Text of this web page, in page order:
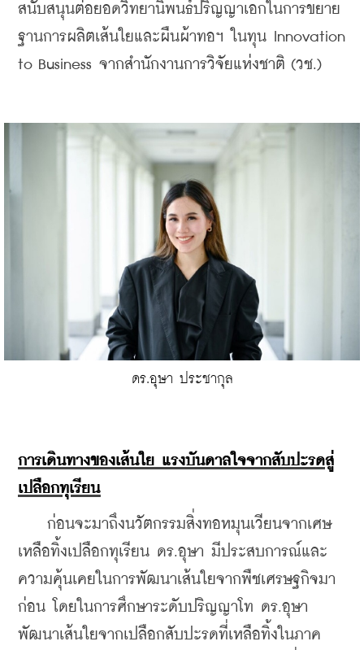
สนับสนุนต่อยอดวิทยานิพนธ์ปริญญาเอกในการขยาย
ฐานการผลิตเส้นใยและผืนผ้าทอฯ ในทุน Innovation
to Business จากสำนักงานการวิจัยแห่งชาติ (วช.)
ดร.อุษา ประชากุล
การเดินทางของเส้นใย แรงบันดาลใจจากสับปะรดสู่
เปลือกทุเรียน
ก่อนจะมาถึงนวัตกรรมสิ่งทอหมุนเวียนจากเศษ
เหลือทิ้งเปลือกทุเรียน ดร.อุษา มีประสบการณ์และ
ความคุ้นเคยในการพัฒนาเส้นใยจากพืชเศรษฐกิจมา
ก่อน โดยในการศึกษาระดับปริญญาโท ดร.อุษา
พัฒนาเส้นใยจากเปลือกสับปะรดที่เหลือทิ้งในภาค